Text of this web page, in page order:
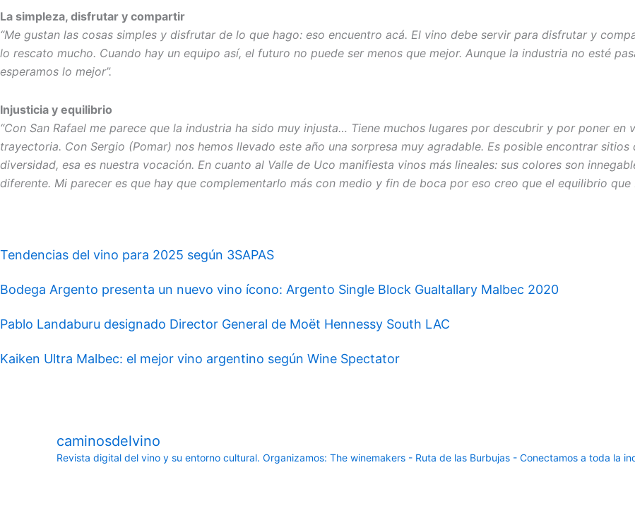
La simpleza, disfrutar y compartir
“Me gustan las cosas simples y disfrutar de lo que hago: eso encuentro acá. El vino debe servir para disfrutar y
lo rescato mucho. Cuando hay un equipo así, el futuro no puede ser menos que mejor. Aunque la industria no esté
esperamos lo mejor”.
Injusticia y equilibrio
“Con San Rafael me parece que la industria ha sido muy injusta… Tiene muchos lugares por descubrir y por poner en
trayectoria. Con Sergio (Pomar) nos hemos llevado este año una sorpresa muy agradable. Es posible encontrar
diversidad, esa es nuestra vocación. En cuanto al Valle de Uco manifiesta vinos más lineales: sus colores son
diferente. Mi parecer es que hay que complementarlo más con medio y fin de boca por eso creo que el equilibrio que
Tendencias del vino para 2025 según 3SAPAS
Bodega Argento presenta un nuevo vino ícono: Argento Single Block Gualtallary Malbec 2020
Pablo Landaburu designado Director General de Moët Hennessy South LAC
Kaiken Ultra Malbec: el mejor vino argentino según Wine Spectator
caminosdelvino
Revista digital del vino y su entorno cultural. Organizamos: The winemakers - Ruta de las Burbujas - Conectamos a toda la